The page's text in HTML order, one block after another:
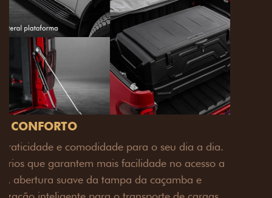
PACK OFF-ROAD
Prepare sua picape para qualquer desafio. O Pack
off-road combina engate de reboque para até 3,5
toneladas, alargadores de para-lamas e overbumper,